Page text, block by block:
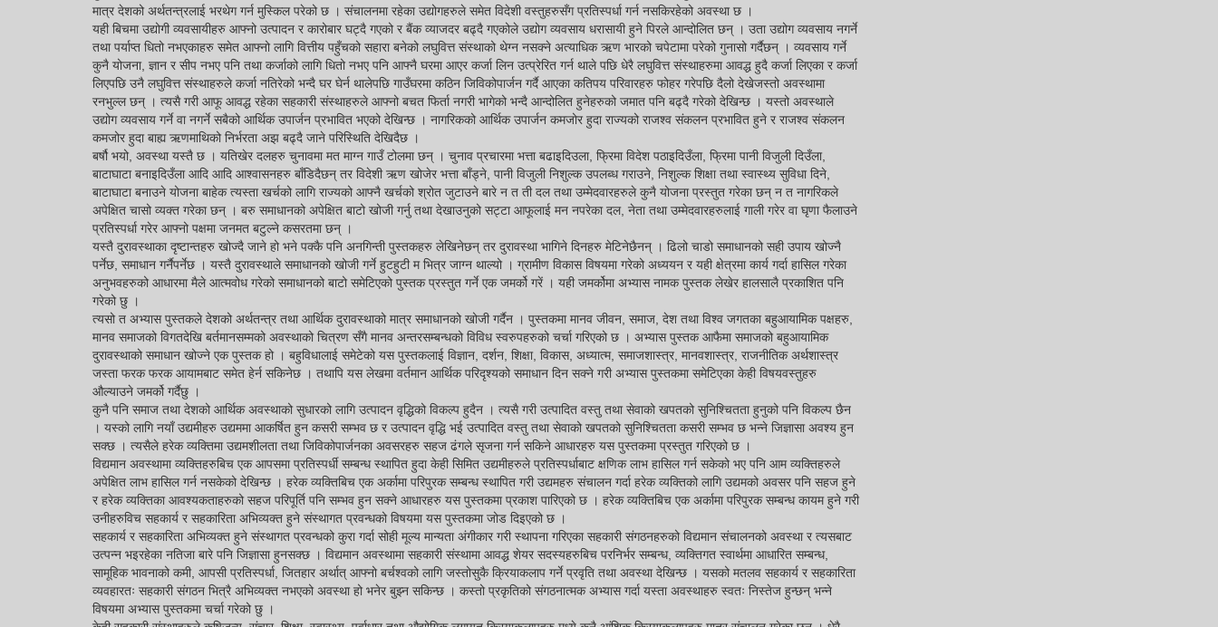
मात्र देशको अर्थतन्त्रलाई भरथेग गर्न मुस्किल परेको छ । संचालनमा रहेका उद्योगहरुले समेत विदेशी वस्तुहरुसँग प्रतिस्पर्धा गर्न नसकिरहेको अवस्था छ ।
यही बिचमा उद्योगी व्यवसायीहरु आफ्नो उत्पादन र कारोबार घट्दै गएको र बैंक व्याजदर बढ्दै गएकोले उद्योग व्यवसाय धरासायी हुने पिरले आन्दोलित छन् । उता उद्योग व्यवसाय नगर्ने
तथा पर्याप्त धितो नभएकाहरु समेत आफ्नो लागि वित्तीय पहुँचको सहारा बनेको लघुवित्त संस्थाको थेग्न नसक्ने अत्याधिक ऋण भारको चपेटामा परेको गुनासो गर्दैछन् । व्यवसाय गर्ने
कुनै योजना, ज्ञान र सीप नभए पनि तथा कर्जाको लागि धितो नभए पनि आफ्नै घरमा आएर कर्जा लिन उत्प्रेरित गर्न थाले पछि धेरै लघुवित्त संस्थाहरुमा आवद्ध हुदै कर्जा लिएका र कर्जा
लिएपछि उनै लघुवित्त संस्थाहरुले कर्जा नतिरेको भन्दै घर घेर्न थालेपछि गाउँघरमा कठिन जिविकोपार्जन गर्दै आएका कतिपय परिवारहरु फोहर गरेपछि दैलो देखेजस्तो अवस्थामा
रनभुल्ल छन् । त्यसै गरी आफू आवद्ध रहेका सहकारी संस्थाहरुले आफ्नो बचत फिर्ता नगरी भागेको भन्दै आन्दोलित हुनेहरुको जमात पनि बढ्दै गरेको देखिन्छ । यस्तो अवस्थाले
उद्योग व्यवसाय गर्ने वा नगर्ने सबैको आर्थिक उपार्जन प्रभावित भएको देखिन्छ । नागरिकको आर्थिक उपार्जन कमजोर हुदा राज्यको राजश्व संकलन प्रभावित हुने र राजश्व संकलन
कमजोर हुदा बाह्य ऋणमाथिको निर्भरता अझ बढ्दै जाने परिस्थिति देखिदैछ ।
बर्षौ भयो, अवस्था यस्तै छ । यतिखेर दलहरु चुनावमा मत माग्न गाउँ टोलमा छन् । चुनाव प्रचारमा भत्ता बढाइदिउला, फ्रिमा विदेश पठाइदिउँला, फ्रिमा पानी विजुली दिउँला,
बाटाघाटा बनाइदिउँला आदि आदि आश्वासनहरु बाँडिदैछन् तर विदेशी ऋण खोजेर भत्ता बाँड्ने, पानी विजुली निशुल्क उपलब्ध गराउने, निशुल्क शिक्षा तथा स्वास्थ्य सुविधा दिने,
बाटाघाटा बनाउने योजना बाहेक त्यस्ता खर्चको लागि राज्यको आफ्नै खर्चको श्रोत जुटाउने बारे न त ती दल तथा उम्मेदवारहरुले कुनै योजना प्रस्तुत गरेका छन् न त नागरिकले
अपेक्षित चासो व्यक्त गरेका छन् । बरु समाधानको अपेक्षित बाटो खोजी गर्नु तथा देखाउनुको सट्टा आफूलाई मन नपरेका दल, नेता तथा उम्मेदवारहरुलाई गाली गरेर वा घृणा फैलाउने
प्रतिस्पर्धा गरेर आफ्नो पक्षमा जनमत बटुल्ने कसरतमा छन् ।
यस्तै दुरावस्थाका दृष्टान्तहरु खोज्दै जाने हो भने पक्कै पनि अनगिन्ती पुस्तकहरु लेखिनेछन् तर दुरावस्था भागिने दिनहरु मेटिनेछैनन् । ढिलो चाडो समाधानको सही उपाय खोज्नै
पर्नेछ, समाधान गर्नैपर्नेछ । यस्तै दुरावस्थाले समाधानको खोजी गर्ने हुटहुटी म भित्र जाग्न थाल्यो । ग्रामीण विकास विषयमा गरेको अध्ययन र यही क्षेत्रमा कार्य गर्दा हासिल गरेका
अनुभवहरुको आधारमा मैले आत्मवोध गरेको समाधानको बाटो समेटिएको पुस्तक प्रस्तुत गर्ने एक जमर्को गरें । यही जमर्कोमा अभ्यास नामक पुस्तक लेखेर हालसालै प्रकाशित पनि
गरेको छु ।
त्यसो त अभ्यास पुस्तकले देशको अर्थतन्त्र तथा आर्थिक दुरावस्थाको मात्र समाधानको खोजी गर्दैन । पुस्तकमा मानव जीवन, समाज, देश तथा विश्व जगतका बहुआयामिक पक्षहरु,
मानव समाजको विगतदेखि बर्तमानसम्मको अवस्थाको चित्रण सँगै मानव अन्तरसम्बन्धको विविध स्वरुपहरुको चर्चा गरिएको छ । अभ्यास पुस्तक आफैमा समाजको बहुआयामिक
दुरावस्थाको समाधान खोज्ने एक पुस्तक हो । बहुविधालाई समेटेको यस पुस्तकलाई विज्ञान, दर्शन, शिक्षा, विकास, अध्यात्म, समाजशास्त्र, मानवशास्त्र, राजनीतिक अर्थशास्त्र
जस्ता फरक फरक आयामबाट समेत हेर्न सकिनेछ । तथापि यस लेखमा वर्तमान आर्थिक परिदृश्यको समाधान दिन सक्ने गरी अभ्यास पुस्तकमा समेटिएका केही विषयवस्तुहरु
औल्याउने जमर्को गर्दैछु ।
कुनै पनि समाज तथा देशको आर्थिक अवस्थाको सुधारको लागि उत्पादन वृद्धिको विकल्प हुदैन । त्यसै गरी उत्पादित वस्तु तथा सेवाको खपतको सुनिश्चितता हुनुको पनि विकल्प छैन
। यस्को लागि नयाँ उद्यमीहरु उद्यममा आकर्षित हुन कसरी सम्भव छ र उत्पादन वृद्धि भई उत्पादित वस्तु तथा सेवाको खपतको सुनिश्चितता कसरी सम्भव छ भन्ने जिज्ञासा अवश्य हुन
सक्छ । त्यसैले हरेक व्यक्तिमा उद्यमशीलता तथा जिविकोपार्जनका अवसरहरु सहज ढंगले सृजना गर्न सकिने आधारहरु यस पुस्तकमा प्रस्तुत गरिएको छ ।
विद्यमान अवस्थामा व्यक्तिहरुबिच एक आपसमा प्रतिस्पर्धी सम्बन्ध स्थापित हुदा केही सिमित उद्यमीहरुले प्रतिस्पर्धाबाट क्षणिक लाभ हासिल गर्न सकेको भए पनि आम व्यक्तिहरुले
अपेक्षित लाभ हासिल गर्न नसकेको देखिन्छ । हरेक व्यक्तिबिच एक अर्कामा परिपुरक सम्बन्ध स्थापित गरी उद्यमहरु संचालन गर्दा हरेक व्यक्तिको लागि उद्यमको अवसर पनि सहज हुने
र हरेक व्यक्तिका आवश्यकताहरुको सहज परिपूर्ति पनि सम्भव हुन सक्ने आधारहरु यस पुस्तकमा प्रकाश पारिएको छ । हरेक व्यक्तिबिच एक अर्कामा परिपुरक सम्बन्ध कायम हुने गरी
उनीहरुविच सहकार्य र सहकारिता अभिव्यक्त हुने संस्थागत प्रवन्धको विषयमा यस पुस्तकमा जोड दिइएको छ ।
सहकार्य र सहकारिता अभिव्यक्त हुने संस्थागत प्रवन्धको कुरा गर्दा सोही मूल्य मान्यता अंगीकार गरी स्थापना गरिएका सहकारी संगठनहरुको विद्यमान संचालनको अवस्था र त्यसबाट
उत्पन्न भइरहेका नतिजा बारे पनि जिज्ञासा हुनसक्छ । विद्यमान अवस्थामा सहकारी संस्थामा आवद्ध शेयर सदस्यहरुबिच परनिर्भर सम्बन्ध, व्यक्तिगत स्वार्थमा आधारित सम्बन्ध,
सामूहिक भावनाको कमी, आपसी प्रतिस्पर्धा, जितहार अर्थात् आफ्नो बर्चश्वको लागि जस्तोसुकै क्रियाकलाप गर्ने प्रवृति तथा अवस्था देखिन्छ । यसको मतलव सहकार्य र सहकारिता
व्यवहारतः सहकारी संगठन भित्रै अभिव्यक्त नभएको अवस्था हो भनेर बुझ्न सकिन्छ । कस्तो प्रकृतिको संगठनात्मक अभ्यास गर्दा यस्ता अवस्थाहरु स्वतः निस्तेज हुन्छन् भन्ने
विषयमा अभ्यास पुस्तकमा चर्चा गरेको छु ।